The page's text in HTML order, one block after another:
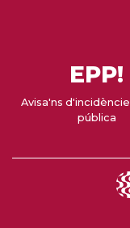
EPP!
Avisa'ns
pública